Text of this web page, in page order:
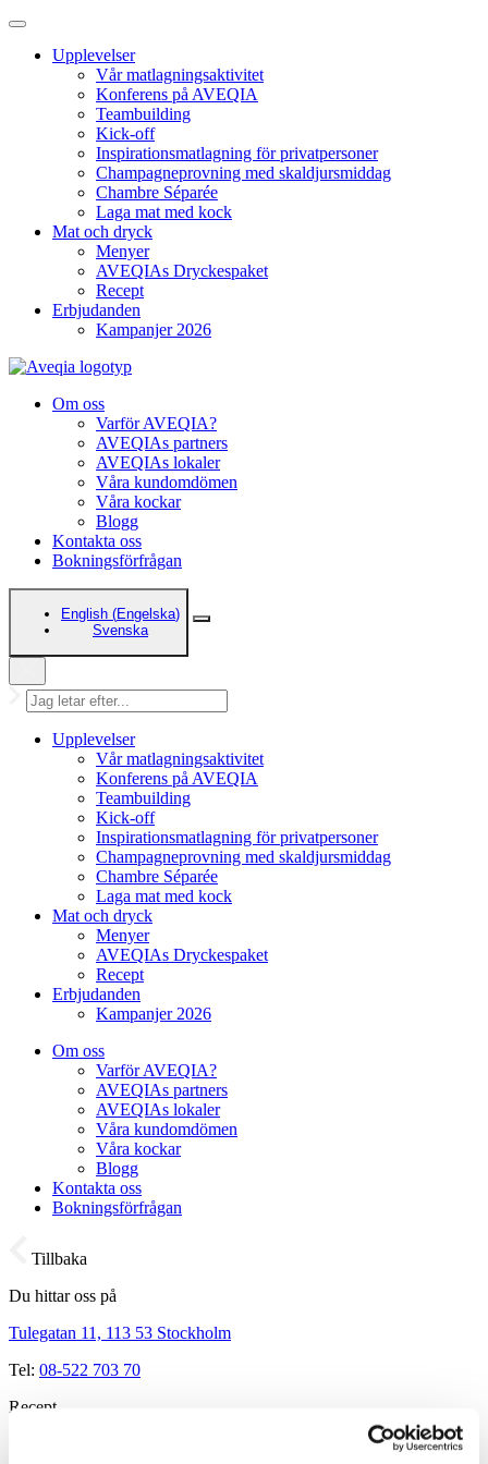
Upplevelser
Vår matlagningsaktivitet
Konferens på AVEQIA
Teambuilding
Kick-off
Inspirationsmatlagning för privatpersoner
Champagneprovning med skaldjursmiddag
Chambre Séparée
Laga mat med kock
Mat och dryck
Menyer
AVEQIAs Dryckespaket
Recept
Erbjudanden
Kampanjer 2026
Om oss
Varför AVEQIA?
AVEQIAs partners
AVEQIAs lokaler
Våra kundomdömen
Våra kockar
Blogg
Kontakta oss
Bokningsförfrågan
English (Engelska)
Svenska
Upplevelser
Vår matlagningsaktivitet
Konferens på AVEQIA
Teambuilding
Kick-off
Inspirationsmatlagning för privatpersoner
Champagneprovning med skaldjursmiddag
Chambre Séparée
Laga mat med kock
Mat och dryck
Menyer
AVEQIAs Dryckespaket
Recept
Erbjudanden
Kampanjer 2026
Om oss
Varför AVEQIA?
AVEQIAs partners
AVEQIAs lokaler
Våra kundomdömen
Våra kockar
Blogg
Kontakta oss
Bokningsförfrågan
Tillbaka
Du hittar oss på
Tulegatan 11, 113 53 Stockholm
Tel: 08-522 703 70
Recept